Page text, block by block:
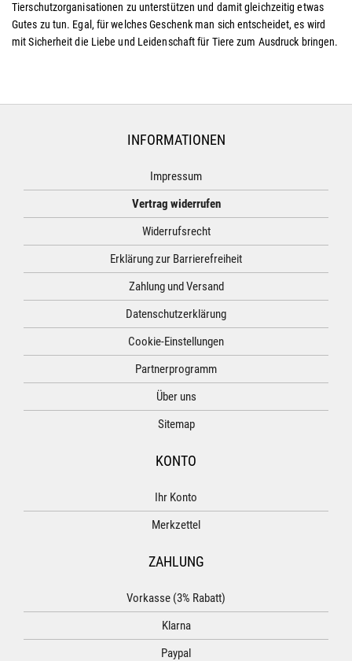
Tierschutzorganisationen zu unterstützen und damit gleichzeitig etwas
Gutes zu tun. Egal, für welches Geschenk man sich entscheidet, es wird
mit Sicherheit die Liebe und Leidenschaft für Tiere zum Ausdruck bringen.
INFORMATIONEN
Impressum
Vertrag widerrufen
Widerrufsrecht
Erklärung zur Barrierefreiheit
Zahlung und Versand
Datenschutzerklärung
Cookie-Einstellungen
Partnerprogramm
Über uns
Sitemap
KONTO
Ihr Konto
Merkzettel
ZAHLUNG
Vorkasse (3% Rabatt)
Klarna
Paypal